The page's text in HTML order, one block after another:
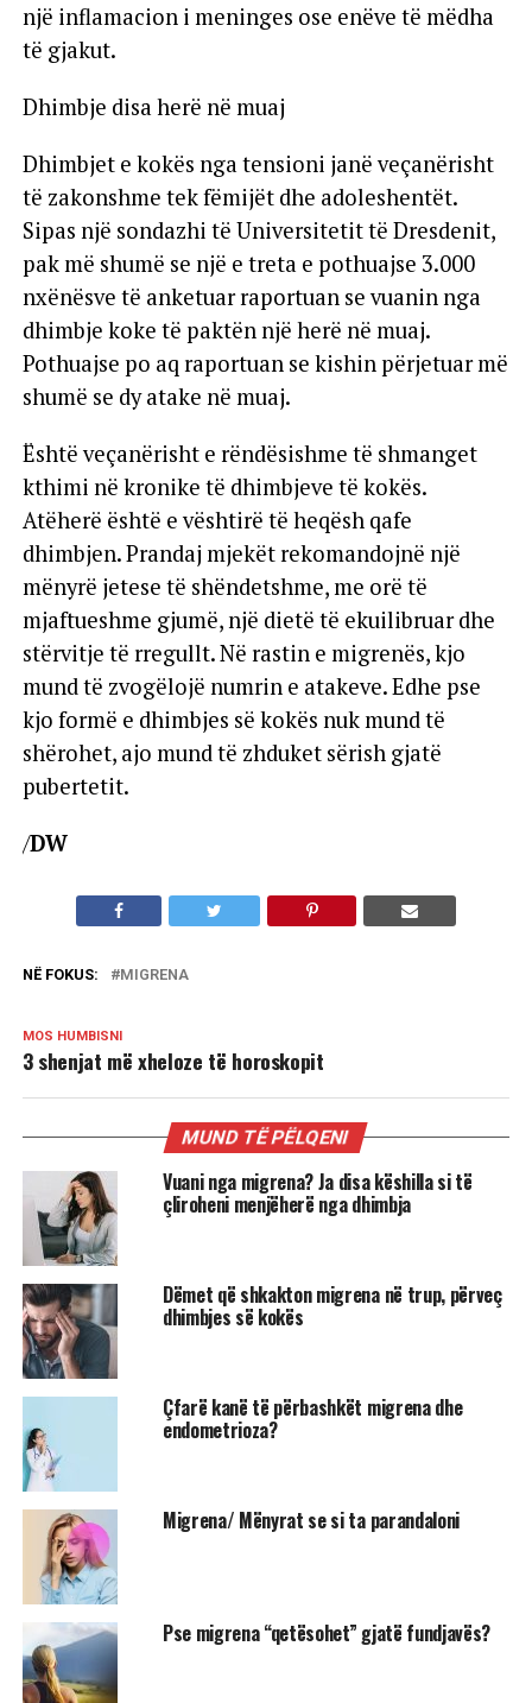
një inflamacion i meninges ose enëve të mëdha
të gjakut.
Dhimbje disa herë në muaj
Dhimbjet e kokës nga tensioni janë veçanërisht
të zakonshme tek fëmijët dhe adoleshentët.
Sipas një sondazhi të Universitetit të Dresdenit,
pak më shumë se një e treta e pothuajse 3.000
nxënësve të anketuar raportuan se vuanin nga
dhimbje koke të paktën një herë në muaj.
Pothuajse po aq raportuan se kishin përjetuar më
shumë se dy atake në muaj.
Është veçanërisht e rëndësishme të shmanget
kthimi në kronike të dhimbjeve të kokës.
Atëherë është e vështirë të heqësh qafe
dhimbjen. Prandaj mjekët rekomandojnë një
mënyrë jetese të shëndetshme, me orë të
mjaftueshme gjumë, një dietë të ekuilibruar dhe
stërvitje të rregullt. Në rastin e migrenës, kjo
mund të zvogëlojë numrin e atakeve. Edhe pse
kjo formë e dhimbjes së kokës nuk mund të
shërohet, ajo mund të zhduket sërish gjatë
pubertetit.
/DW
NË FOKUS: MIGRENA
MOS HUMBISNI
3 shenjat më xheloze të horoskopit
MUND TË PËLQENI
Vuani nga migrena? Ja disa këshilla si të
çliroheni menjëherë nga dhimbja
Dëmet që shkakton migrena në trup, përveç
dhimbjes së kokës
Çfarë kanë të përbashkët migrena dhe
endometrioza?
Migrena/ Mënyrat se si ta parandaloni
Pse migrena “qetësohet” gjatë fundjavës?